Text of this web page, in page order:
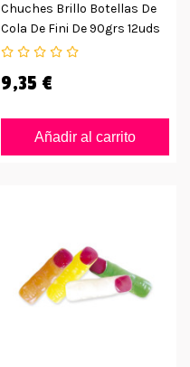
Chuches Brillo Botellas De
Cola De Fini De 90grs 12uds
9,35 €
Añadir al carrito